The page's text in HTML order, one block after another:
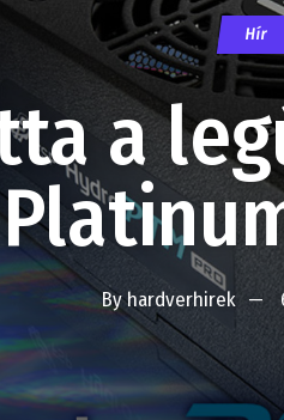
Hír
a
Byhardverhirek